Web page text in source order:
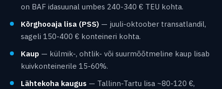
on BAF idasuunal umbes 240-340 € TEU kohta.
Kõrghooaja lisa (PSS) — juuli-oktoober transatlandil,
sageli 150-400 € konteineri kohta.
Kaup — külmik-, ohtlik- või suurmõõtmeline kaup lisab
kuivkonteinerile 15-60%.
Lähtekoha kaugus — Tallinn-Tartu lisa ~80-120 €,